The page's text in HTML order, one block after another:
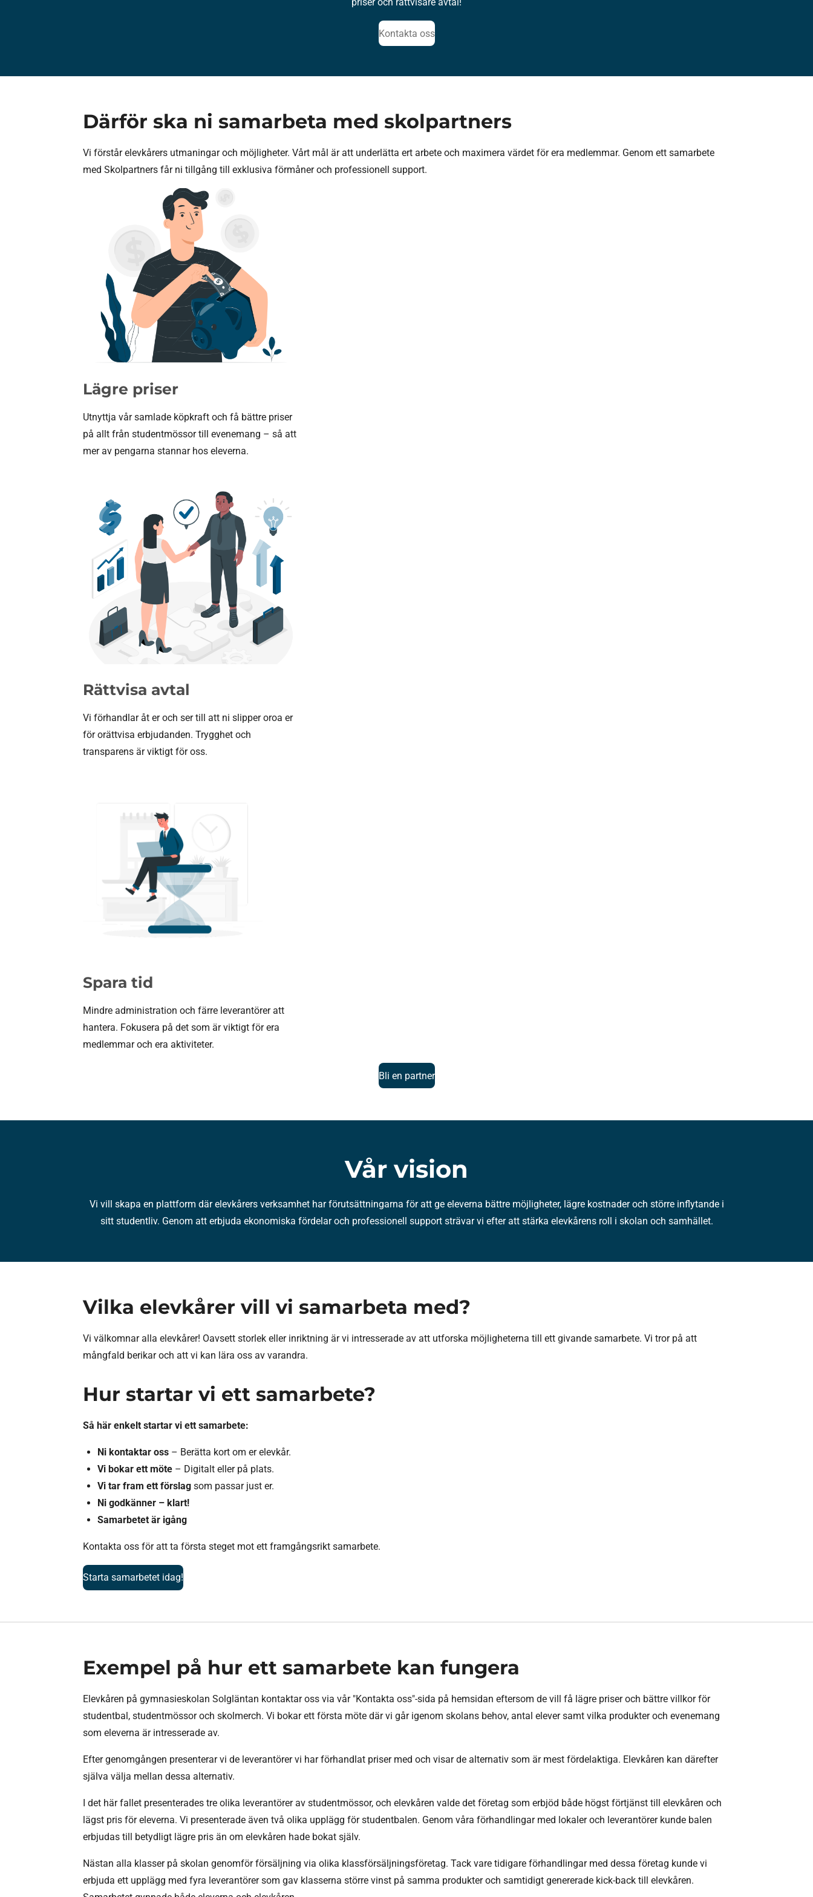
Kontakta oss
Därför ska ni samarbeta med skolpartners
Vi förstår elevkårers utmaningar och möjligheter. Vårt mål är att underlätta ert arbete och maximera värdet för era medlemmar. Genom ett samarbete
med Skolpartners får ni tillgång till exklusiva förmåner och professionell support.
Lägre priser
Utnyttja vår samlade köpkraft och få bättre priser
på allt från studentmössor till evenemang – så att
mer av pengarna stannar hos eleverna.
Rättvisa avtal
Vi förhandlar åt er och ser till att ni slipper oroa er
för orättvisa erbjudanden. Trygghet och
transparens är viktigt för oss.
Spara tid
Mindre administration och färre leverantörer att
hantera. Fokusera på det som är viktigt för era
medlemmar och era aktiviteter.
Bli en partner
Vår vision
Vi vill skapa en plattform där elevkårers verksamhet har förutsättningarna för att ge eleverna bättre möjligheter, lägre kostnader och större inflytande i
sitt studentliv. Genom att erbjuda ekonomiska fördelar och professionell support strävar vi efter att stärka elevkårens roll i skolan och samhället.
Vilka elevkårer vill vi samarbeta med?
Vi välkomnar alla elevkårer! Oavsett storlek eller inriktning är vi intresserade av att utforska möjligheterna till ett givande samarbete. Vi tror på att
mångfald berikar och att vi kan lära oss av varandra.
Hur startar vi ett samarbete?
Så här enkelt startar vi ett samarbete:
Ni kontaktar oss – Berätta kort om er elevkår.
Vi bokar ett möte – Digitalt eller på plats.
Vi tar fram ett förslag som passar just er.
Ni godkänner – klart!
Samarbetet är igång
Kontakta oss för att ta första steget mot ett framgångsrikt samarbete.
Starta samarbetet idag!
Exempel på hur ett samarbete kan fungera
Elevkåren på gymnasieskolan Solgläntan kontaktar oss via vår "Kontakta oss"-sida på hemsidan eftersom de vill få lägre priser och bättre villkor för
studentbal, studentmössor och skolmerch. Vi bokar ett första möte där vi går igenom skolans behov, antal elever samt vilka produkter och evenemang
som eleverna är intresserade av.
Efter genomgången presenterar vi de leverantörer vi har förhandlat priser med och visar de alternativ som är mest fördelaktiga. Elevkåren kan därefter
själva välja mellan dessa alternativ.
I det här fallet presenterades tre olika leverantörer av studentmössor, och elevkåren valde det företag som erbjöd både högst förtjänst till elevkåren och
lägst pris för eleverna. Vi presenterade även två olika upplägg för studentbalen. Genom våra förhandlingar med lokaler och leverantörer kunde balen
erbjudas till betydligt lägre pris än om elevkåren hade bokat själv.
Nästan alla klasser på skolan genomför försäljning via olika klassförsäljningsföretag. Tack vare tidigare förhandlingar med dessa företag kunde vi
erbjuda ett upplägg med fyra leverantörer som gav klasserna större vinst på samma produkter och samtidigt genererade kick-back till elevkåren.